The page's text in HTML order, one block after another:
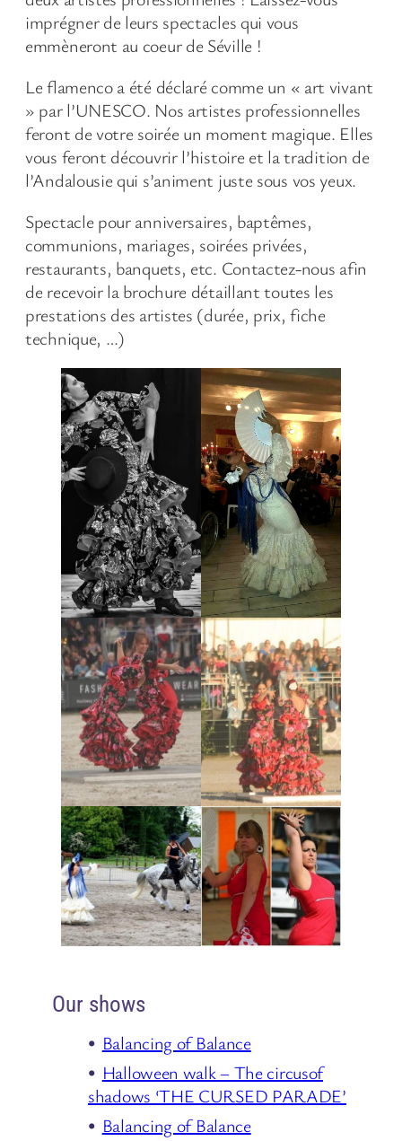
imprégner de leurs spectacles qui vous
emmèneront au coeur de Séville !
Le flamenco a été déclaré comme un « art vivant
» par l’UNESCO. Nos artistes professionnelles
feront de votre soirée un moment magique. Elles
vous feront découvrir l’histoire et la tradition de
l’Andalousie qui s’animent juste sous vos yeux.
Spectacle pour anniversaires, baptêmes,
communions, mariages, soirées privées,
restaurants, banquets, etc. Contactez-nous afin
de recevoir la brochure détaillant toutes les
prestations des artistes (durée, prix, fiche
technique, …)
Our shows
Balancing of Balance
Halloween walk – The circusof
shadows ‘THE CURSED PARADE’
Balancing of Balance